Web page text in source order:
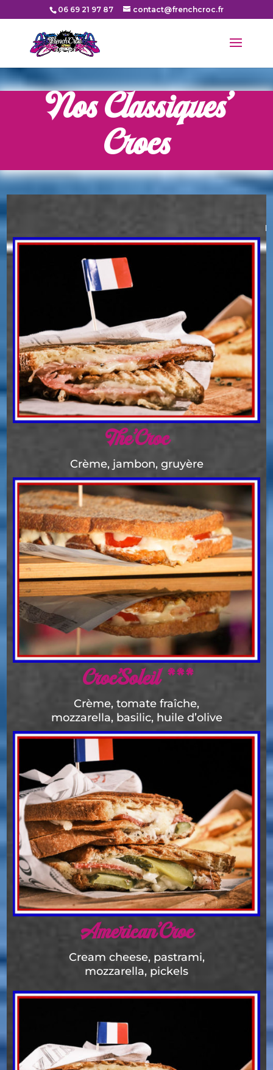
06 69 21 97 87 contact@frenchcroc.fr
Nos Classiques’
Crocs
The’Croc
Crème, jambon, gruyère
Croc’Soleil ***
Crème, tomate fraîche,
mozzarella, basilic, huile d’olive
American’Croc
Cream cheese, pastrami,
mozzarella, pickels